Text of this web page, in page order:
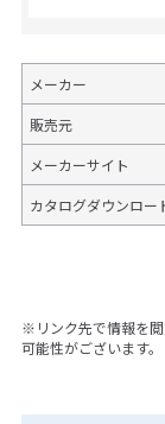
メーカー
販売元
メーカーサイト
カタログダウンロー
※リンク先で情報を
可能性がございます。